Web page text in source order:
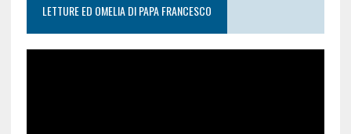
LETTURE ED OMELIA DI PAPA FRANCESCO